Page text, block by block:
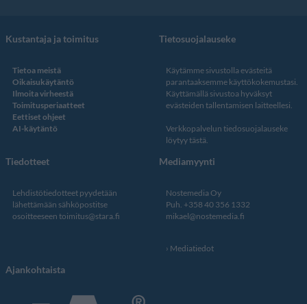
Kustantaja ja toimitus
Tietoa meistä
Oikaisukäytäntö
Ilmoita virheestä
Toimitusperiaatteet
Eettiset ohjeet
AI-käytäntö
Tietosuojalauseke
Käytämme sivustolla evästeitä
parantaaksemme käyttökokemustasi.
Käyttämällä sivustoa hyväksyt
evästeiden tallentamisen laitteellesi.
Verkkopalvelun tiedosuojalauseke
löytyy tästä.
Tiedotteet
Lehdistötiedotteet pyydetään
lähettämään sähköpostitse
osoitteeseen toimitus@stara.fi
Mediamyynti
Nostemedia Oy
Puh. +358 40 356 1332
mikael@nostemedia.fi
Mediatiedot
Ajankohtaista